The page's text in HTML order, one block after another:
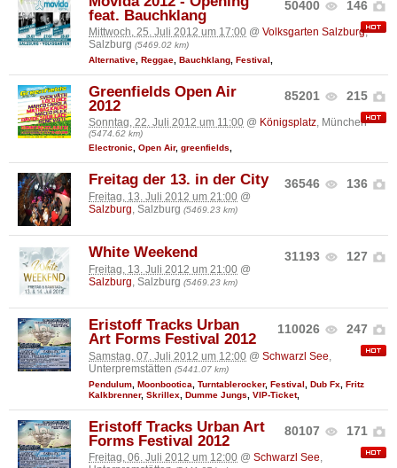
50400 146
feat. Bauchklang
Mittwoch, 25. Juli 2012 um 17:00 @ Volksgarten Salzburg,
Salzburg (5469.02 km)
Alternative Reggae Bauchklang Festival
85201 215
Greenfields Open Air
2012
Sonntag, 22. Juli 2012 um 11:00 @ Königsplatz, München
(5474.62 km)
Electronic, Open Air, greenfields,
36546 136
Freitag der 13. in der City
Freitag, 13. Juli 2012 um 21:00 @
Salzburg , Salzburg (5469.23 km)
31193 127
White Weekend
Freitag, 13. Juli 2012 um 21:00 @
Salzburg , Salzburg (5469.23 km)
110026 247
Eristoff Tracks Urban
Art Forms Festival 2012
Samstag, 07. Juli 2012 um 12:00 @ Schwarzl See
Unterpremstätten (5441.07 km)
Pendulum Moonbootica Turntablerocker, Festival Dub Fx
Fritz
Kalkbrenner, Skrillex Dumme Jungs VIP-Ticket,
80107 171
Eristoff Tracks Urban Art
Forms Festival 2012
Freitag, 06. Juli 2012 um 12:00 @ Schwarzl See,